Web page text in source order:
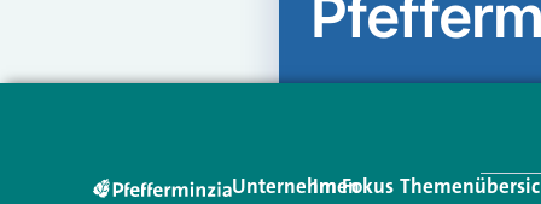
Unternehmen
Im Fokus